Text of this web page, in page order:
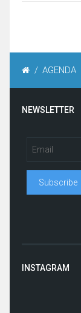
/ AGENDA
NEWSLETTER
INSTAGRAM